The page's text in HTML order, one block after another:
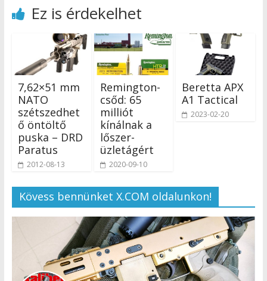
Ez is érdekelhet
7,62×51 mm
NATO
szétszedhet
ő öntöltő
puska – DRD
Paratus
2012-08-13
Remington-
csőd: 65
milliót
kínálnak a
lőszer-
üzletágért
2020-09-10
Beretta APX
A1 Tactical
2023-02-20
Kövess bennünket X.COM oldalunkon!